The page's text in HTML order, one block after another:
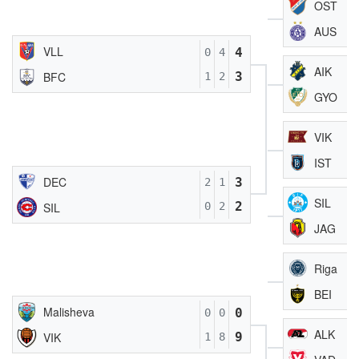
VLL
BFC
0
1
4
2
4
3
DEC
SIL
2
0
1
2
3
2
Malisheva
VIK
0
1
0
8
0
9
OST
AUS
AIK
GYO
VIK
IST
SIL
JAG
Riga
BEI
ALK